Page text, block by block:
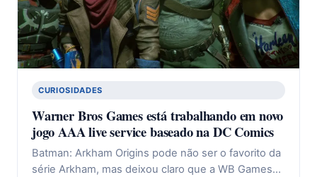
CURIOSIDADES
Warner Bros Games está trabalhando em novo
jogo AAA live service baseado na DC Comics
Batman: Arkham Origins pode não ser o favorito da
série Arkham, mas deixou claro que a WB Games…